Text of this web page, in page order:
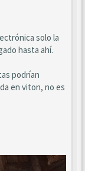
solo la
hasta ahí.
podrían
en viton, no es